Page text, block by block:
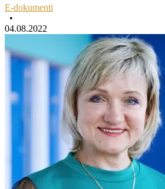
E-dokumenti
•
04.08.2022